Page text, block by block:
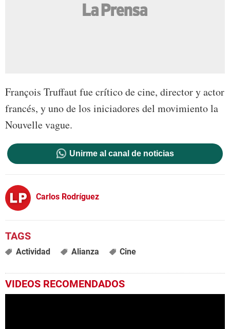
François Truffaut fue crítico de cine, director y actor
francés, y uno de los iniciadores del movimiento la
Nouvelle vague.
Unirme al canal de noticias
Carlos Rodríguez
Actividad Alianza Cine
VIDEOS RECOMENDADOS